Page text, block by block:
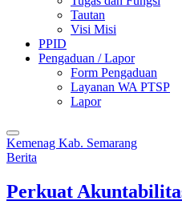
Tautan
Visi Misi
PPID
Pengaduan / Lapor
Form Pengaduan
Layanan WA PTSP
Lapor
Kemenag Kab. Semarang
Berita
Perkuat